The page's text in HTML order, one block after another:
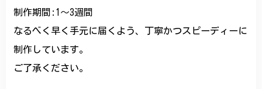
制作期間:1〜3週間
なるべく早く手元に届くよう、丁寧かつスピーディーに
制作しています。
ご了承ください。